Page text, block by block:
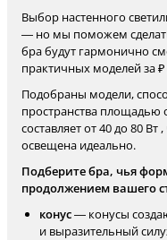
Выбор настенного
— но мы поможем
бра будут гармонично
практичных моделей за ₽
Подобраны модели,
пространства площадью
составляет от 40 до 80
освещена идеально.
Подберите бра, чья
продолжением вашего
конус— конусы
и выразительный